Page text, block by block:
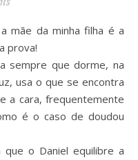
prova!
sempre que dorme, na
usa o que se encontra
a cara, frequentemente
é o caso de doudou
que o Daniel equilibre a